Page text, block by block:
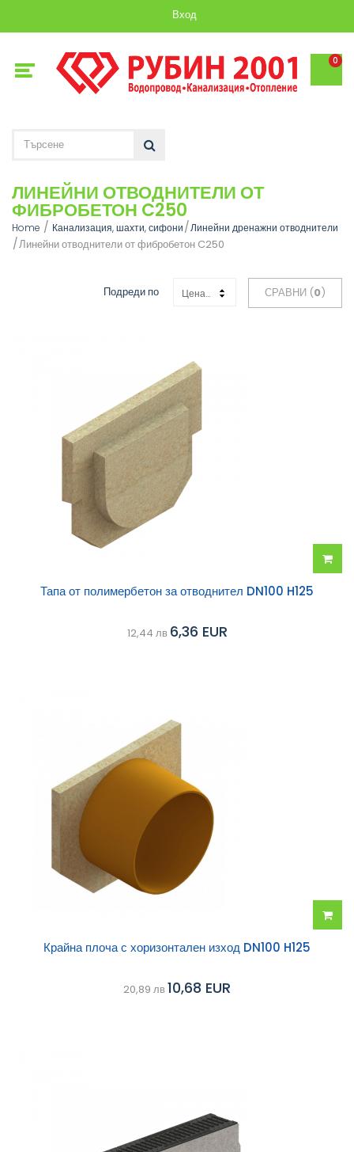
Вход
0
ЛИНЕЙНИ ОТВОДНИТЕЛИ ОТ
ФИБРОБЕТОН C250
Home Канализация, шахти, сифони Линейни дренажни отводнители
Линейни отводнители от фибробетон C250
СРАВНИ (0)
Подреди по Цена: Възходяща
Тапа от полимербетон за отводнител DN100 H125
12,44 лв 6,36 EUR
Крайна плоча с хоризонтален изход DN100 H125
20,89 лв10,68 EUR